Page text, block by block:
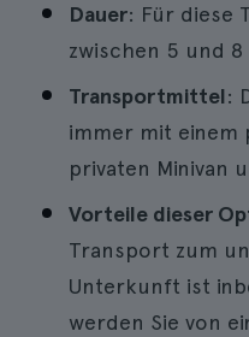
Dauer: Für diese
zwischen 5 und
Transportmittel:
immer mit einem
privaten Minivan
Vorteile dieser
Transport zum
Unterkunft ist
werden Sie von